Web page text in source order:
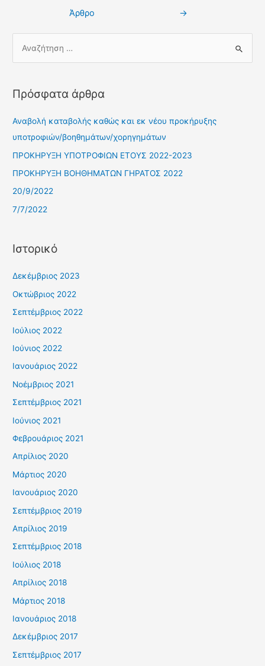
Άρθρο
→
Πρόσφατα άρθρα
Αναβολή καταβολής καθώς και εκ νέου προκήρυξης
υποτροφιών/βοηθημάτων/χορηγημάτων
ΠΡΟΚΗΡΥΞΗ ΥΠΟΤΡΟΦΙΩΝ ΕΤΟΥΣ 2022-2023
ΠΡΟΚΗΡΥΞΗ ΒΟΗΘΗΜΑΤΩΝ ΓΗΡΑΤΟΣ 2022
20/9/2022
7/7/2022
Ιστορικό
Δεκέμβριος 2023
Οκτώβριος 2022
Σεπτέμβριος 2022
Ιούλιος 2022
Ιούνιος 2022
Ιανουάριος 2022
Νοέμβριος 2021
Σεπτέμβριος 2021
Ιούνιος 2021
Φεβρουάριος 2021
Απρίλιος 2020
Μάρτιος 2020
Ιανουάριος 2020
Σεπτέμβριος 2019
Απρίλιος 2019
Σεπτέμβριος 2018
Ιούλιος 2018
Απρίλιος 2018
Μάρτιος 2018
Ιανουάριος 2018
Δεκέμβριος 2017
Σεπτέμβριος 2017